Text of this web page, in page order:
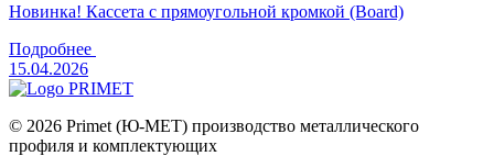
Новинка! Кассета с прямоугольной кромкой (Board)
Подробнее
15.04.2026
© 2026 Primet (Ю-МЕТ) производство металлического
профиля и комплектующих